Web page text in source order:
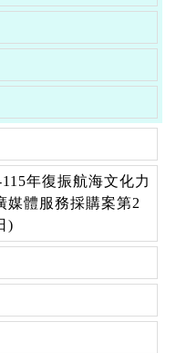
年復振航海文化力
媒體服務採購案第2
)